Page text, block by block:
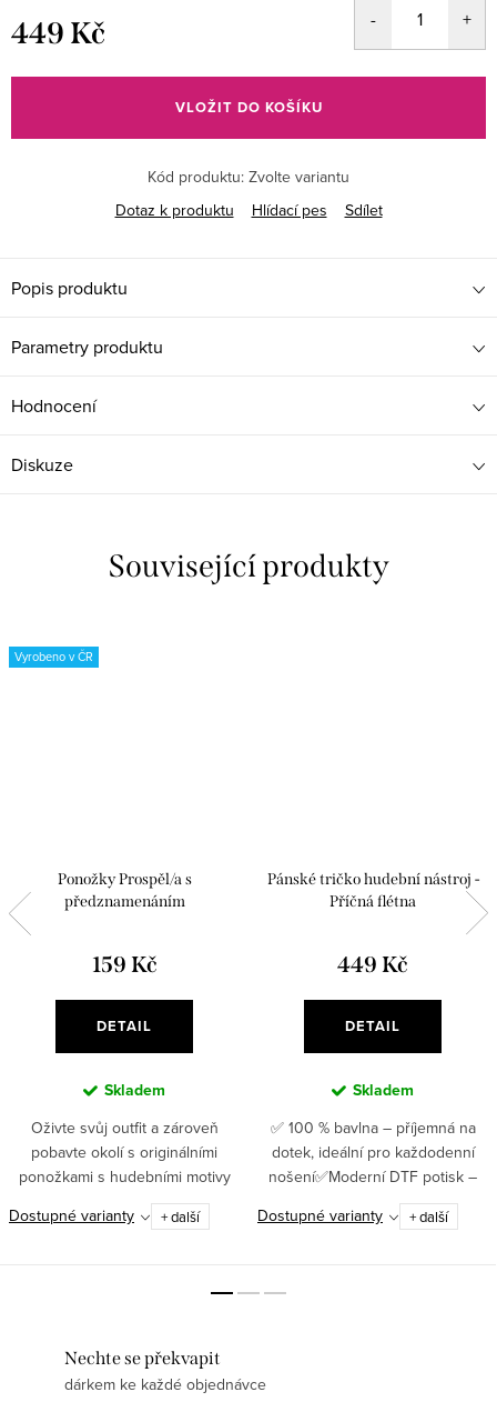
449 Kč
cena:
VLOŽIT DO KOŠÍKU
Kód produktu: Zvolte variantu
Dotaz k produktu
Hlídací pes Sdílet
Popis produktu
Parametry produktu
Hodnocení
Diskuze
Související produkty
Vyrobeno v ČR
Ponožky Prospěl/a s
předznamenáním
159 Kč
DETAIL
Skladem
Oživte svůj outfit a zároveň
pobavte okolí s originálními
ponožkami s hudebními motivy
„Prospěl/a s předznamenáním“. ✅
Originální hudební motiv –
Dostupné varianty + další
Pánské tričko hudební nástroj -
Příčná flétna
449 Kč
DETAIL
Skladem
✅ 100 % bavlna – příjemná na
dotek, ideální pro každodenní
nošení✅Moderní DTF potisk –
pružný, odolný, detailní ✅ Gramáž
180 g/m² – poctivý materiál, který
Dostupné varianty + další
Nechte se překvapit
dárkem ke každé objednávce